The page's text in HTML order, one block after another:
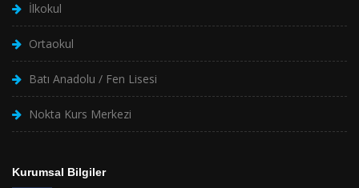
İlkokul
Ortaokul
Batı Anadolu / Fen Lisesi
Nokta Kurs Merkezi
Kurumsal Bilgiler